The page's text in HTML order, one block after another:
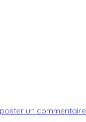
poster un commentaire